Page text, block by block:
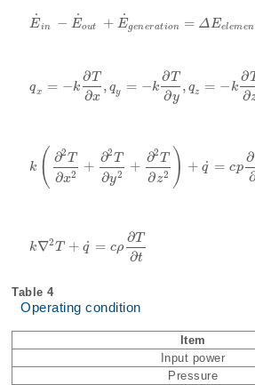
E
˙
in − E
˙
out + E
˙
generation = Δ Eelemen
E ˙in -E˙ ou t +E˙gene rat ion =ΔE
qx = −k
∂T
∂x
, qy = −k
∂T
∂y
, qz = −k
∂T
∂
qx=-k∂T∂ x, qy=-k∂T∂ y,q z=-k∂
k ( ∂2T
∂x2 +
∂2T
∂y2 +
∂2T
∂z2 ) + q
˙ = cp
∂
k∂2T∂x2+∂ 2T ∂y2+ ∂ 2T ∂z2+q˙=
k∇2T + q
˙ = cρ
∂T
∂t
k∇2T + q˙=cρ∂T∂
Table 4
Operating condition
Item
Input power
Pressure